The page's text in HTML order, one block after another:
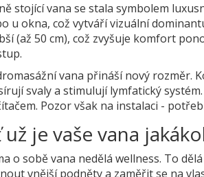
stojící vana se stala symbolem
u okna, což vytváří vizuální
(až 50 cm), což zvyšuje komfort
vana přináší nový rozměr.
svaly a stimulují lymfatický
Pozor však na instalaci -
už je vaše vana
o sobě vana nedělá wellness. To
vnější podněty a zaměřit se na